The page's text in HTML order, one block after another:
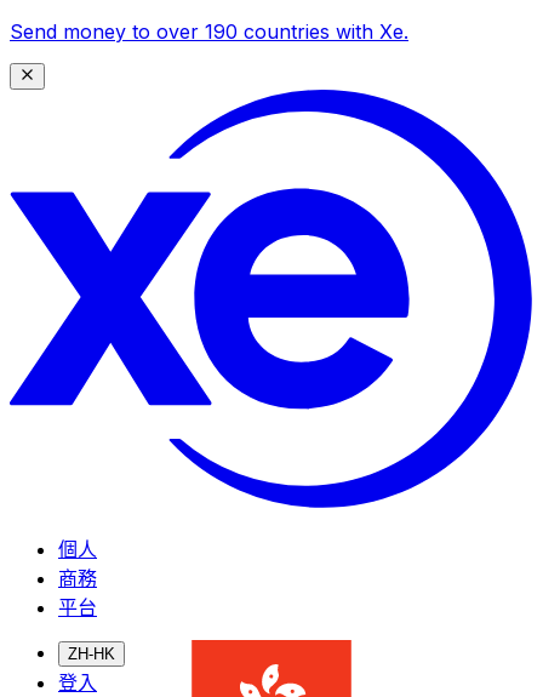
Send money to over 190 countries with Xe.
個人
商務
平台
ZH-HK
登入